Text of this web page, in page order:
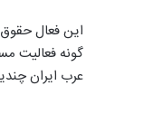
این فعال
گونه فعالیت
عرب ایران